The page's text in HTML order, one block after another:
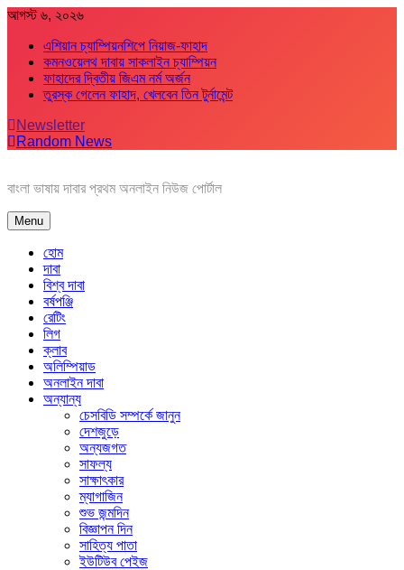
Skip
content
আগস্ট ৬, ২০২৬
এশিয়ান চ্যাম্পিয়নশিপে নিয়াজ-ফাহাদ
কমনওয়েলথ দাবায় সাকলাইন চ্যাম্পিয়ন
ফাহাদের দ্বিতীয় জিএম নর্ম অর্জন
তুরস্ক গেলেন ফাহাদ, খেলবেন তিন টুর্নামেন্ট
Newsletter
Random News
বাংলা ভাষায় দাবার প্রথম অনলাইন নিউজ পোর্টাল
Menu
হোম
দাবা
বিশ্ব দাবা
বর্ষপঞ্জি
রেটিং
লিগ
ক্লাব
অলিম্পিয়াড
অনলাইন দাবা
অন্যান্য
চেসবিডি সম্পর্কে জানুন
দেশজুড়ে
অন্যজগত
সাফল্য
সাক্ষাৎকার
ম্যাগাজিন
শুভ জন্মদিন
বিজ্ঞাপন দিন
সাহিত্য পাতা
ইউটিউব পেইজ